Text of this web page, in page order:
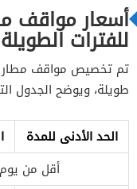
أسعار مواقف
للفترات الطويلة
طويلة، ويوضح الجدول
الحد الأدنى للمدة
أقل من